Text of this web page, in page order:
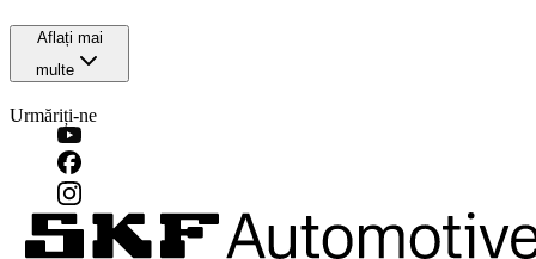
Aflați mai
multe
Urmăriți-ne